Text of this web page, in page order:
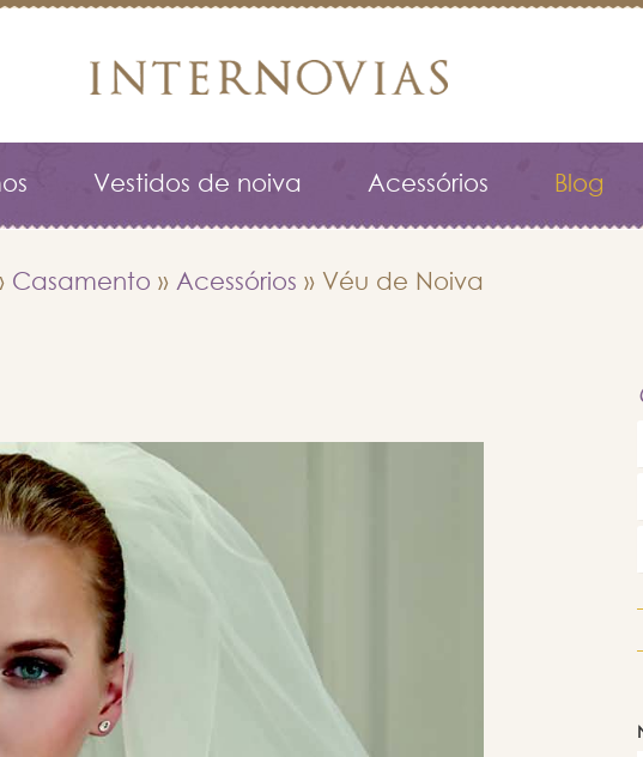
Vestidos de noiva Acessórios Blog
Casamento » Acessórios » Véu de Noiva